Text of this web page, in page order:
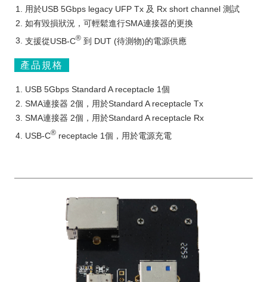
用於USB 5Gbps legacy UFP Tx 及 Rx short channel 測試
如有毀損狀況，可輕鬆進行SMA連接器的更換
支援從USB-C® 到 DUT (待測物)的電源供應
產品規格
USB 5Gbps Standard A receptacle 1個
SMA連接器 2個，用於Standard A receptacle Tx
SMA連接器 2個，用於Standard A receptacle Rx
USB-C® receptacle 1個，用於電源充電